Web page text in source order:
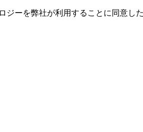
ーを弊社が利用することに同意した